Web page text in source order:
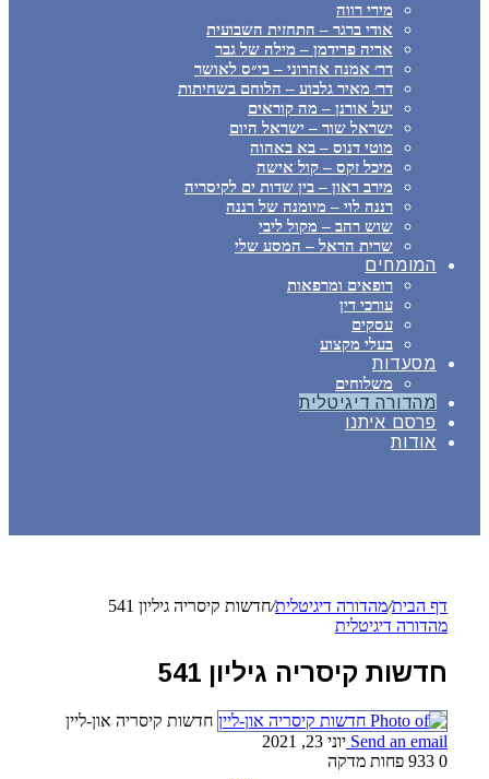
מירי רווה
אודי ברגר – התחזית השבועית
אריה פרידמן – מילה של גבר
דר׳ אמנה אהרוני – בי״ס לאושר
דר׳ מאיר גלבוע – הלוחם בשחיתות
יעל אורנן – מה קוראים
ישראל שור – ישראל היום
מוטי דנוס – בא באהוה
מיכל זקס – קול אישה
מירב ראון – בין שדות ים לקיסריה
רננה לוי – מיומנה של רננה
שוש רהב – מקול ליבי
שרית הראל – המסע שלי
המומחים
רופאים ומרפאות
עורכי דין
עסקים
בעלי מקצוע
מסעדות
משלוחים
מהדורה דיגיטלית
פרסם איתנו
אודות
דף הבית/מהדורה דיגיטלית/חדשות קיסריה גיליון 541
מהדורה דיגיטלית
חדשות קיסריה גיליון 541
חדשות קיסריה און-ליין
Send an email יוני 23, 2021
0
פחות מדקה